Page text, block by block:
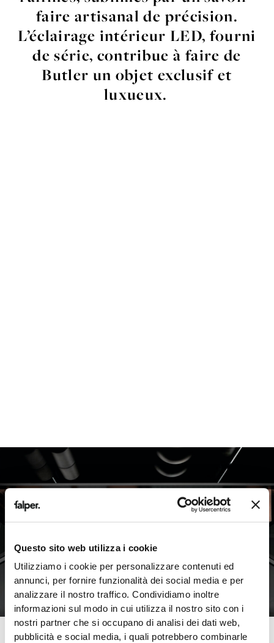
Questo sito web utilizza i cookie
Utilizziamo i cookie per personalizzare contenuti ed
annunci, per fornire funzionalità dei social media e per
analizzare il nostro traffico. Condividiamo inoltre
informazioni sul modo in cui utilizza il nostro sito con i
nostri partner che si occupano di analisi dei dati web,
pubblicità e social media, i quali potrebbero combinarle
faireartisanal de précision.
L’éclairage intérieur LED, fourni
desérie, contribue à faire de
Butler un objet exclusifet
luxueux.